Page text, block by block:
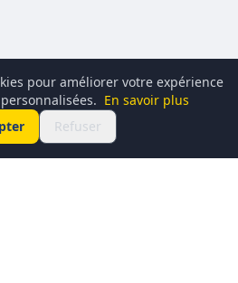
pour améliorer votre expérience
En savoir plus
Refuser